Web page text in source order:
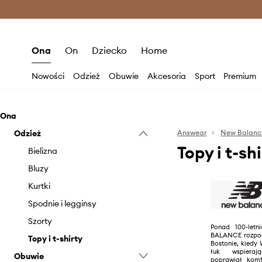
Ona On Dziecko Home
Nowości Odzież Obuwie Akcesoria Sport Premium
Ona
Odzież
Bielizna
Bluzy
Kurtki
Spodnie i legginsy
Szorty
Topy i t-shirty
Obuwie
Answear New
Topy i t-
Ponad 100-
BALANCE
Bostonie, kiedy
łuk
poprawiał